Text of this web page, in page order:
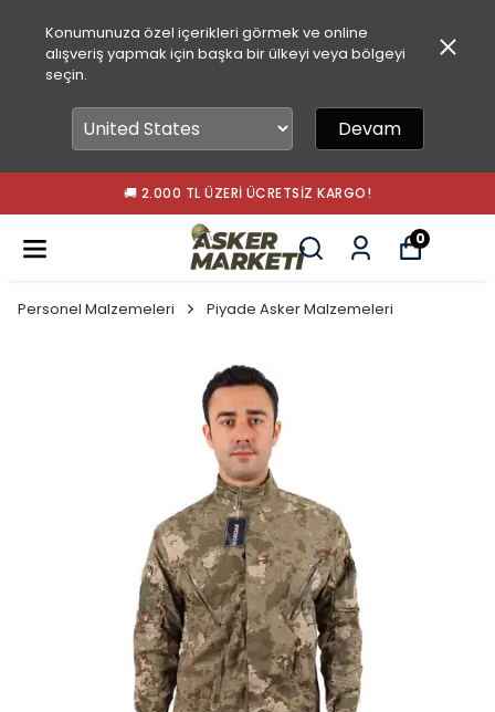
Konumunuza özel içerikleri görmek ve online
alışveriş yapmak için başka bir ülkeyi veya bölgeyi
seçin.
Devam
🚚 2.000 TL ÜZERI ÜCRETSIZ KARGO!
0
Personel Malzemeleri Piyade Asker Malzemeleri